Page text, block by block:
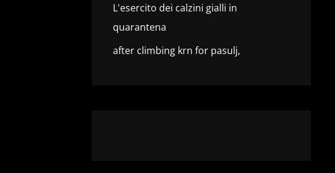
L'esercito dei calzini gialli in
quarantena
after climbing krn for pasulj,